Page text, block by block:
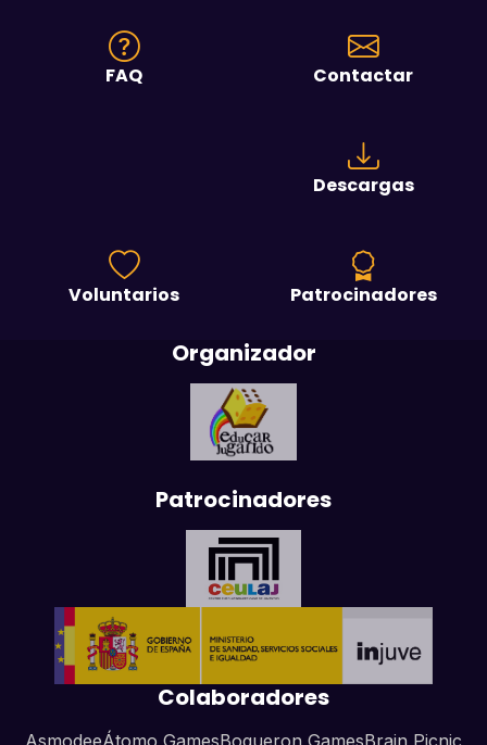
FAQ Contactar
Descargas
Voluntarios Patrocinadores
Organizador
Patrocinadores
Colaboradores